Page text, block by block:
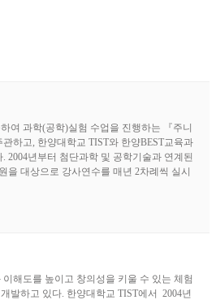
여 과학(공학)실험 수업을 진행하는 『주니
하고, 한양대학교 TIST와 한양BEST교육과
2004년부터 첨단과학 및 공학기술과 연계된
대상으로 강사연수를 매년 2차례씩 실시
해도를 높이고 창의성을 키울 수 있는 체험
발하고 있다. 한양대학교 TIST에서 2004년